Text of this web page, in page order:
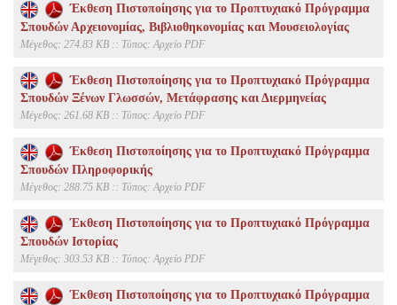
Έκθεση Πιστοποίησης για το Προπτυχιακό Πρόγραμμα
Σπουδών Αρχειονομίας, Βιβλιοθηκονομίας και Μουσειολογίας
Mέγεθος: 274.83 KB :: Τύπος: Αρχείο PDF
Έκθεση Πιστοποίησης για το Προπτυχιακό Πρόγραμμα
Σπουδών Ξένων Γλωσσών, Μετάφρασης και Διερμηνείας
Mέγεθος: 261.68 KB :: Τύπος: Αρχείο PDF
Έκθεση Πιστοποίησης για το Προπτυχιακό Πρόγραμμα
Σπουδών Πληροφορικής
Mέγεθος: 288.75 KB :: Τύπος: Αρχείο PDF
Έκθεση Πιστοποίησης για το Προπτυχιακό Πρόγραμμα
Σπουδών Ιστορίας
Mέγεθος: 303.53 KB :: Τύπος: Αρχείο PDF
Έκθεση Πιστοποίησης για το Προπτυχιακό Πρόγραμμα